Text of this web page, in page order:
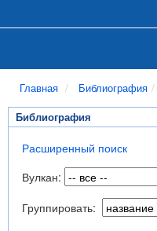
Главная Библиография
Библиография
Расширенный поиск
Вулкан:
Группировать: